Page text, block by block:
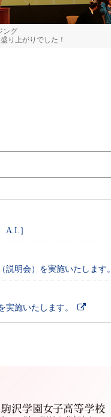
ング
り上がりでした！
A.I.］
明会）を実施いたします。
実施いたします。